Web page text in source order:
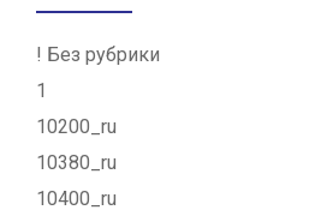
! Без рубрики
1
10200_ru
10380_ru
10400_ru